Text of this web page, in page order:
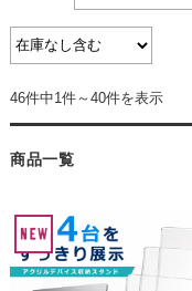
46件中1件～40件を表示
商品一覧